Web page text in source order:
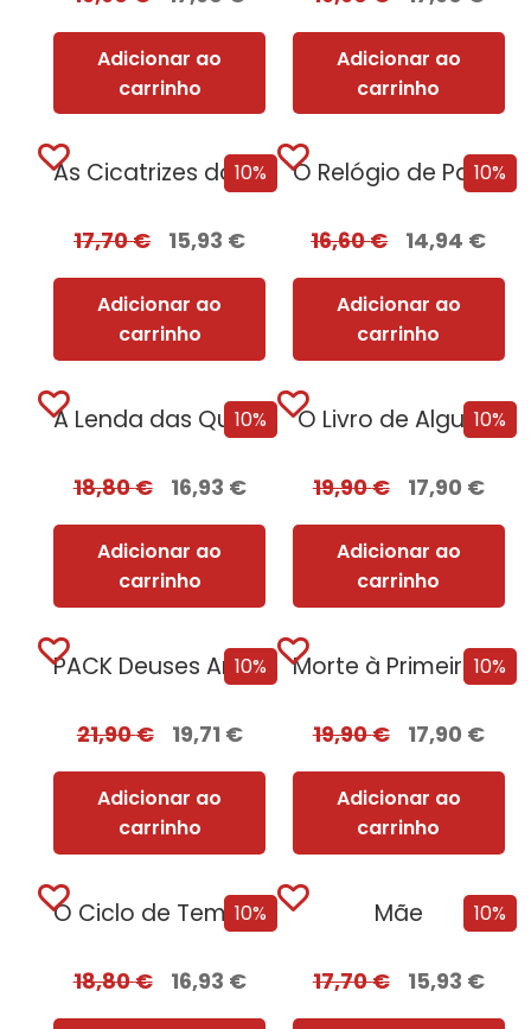
Adicionar ao
carrinho
Adicionar ao
carrinho
10%
As Cicatrizes do Tempo
17,70€ 15,93 €
Adicionar ao
carrinho
10%
O Relógio de Parede
16,60€ 14,94 €
Adicionar ao
carrinho
10%
A Lenda das Quimeras
18,80€ 16,93 €
Adicionar ao
carrinho
10%
O Livro de Algures
19,90€ 17,90 €
Adicionar ao
carrinho
10%
PACK Deuses Americanos
21,90€ 19,71 €
Adicionar ao
carrinho
10%
Morte à Primeira Vista
19,90€ 17,90 €
Adicionar ao
carrinho
10%
O Ciclo de Tempo Infinito
18,80€ 16,93 €
10%
Mãe
17,70€ 15,93 €